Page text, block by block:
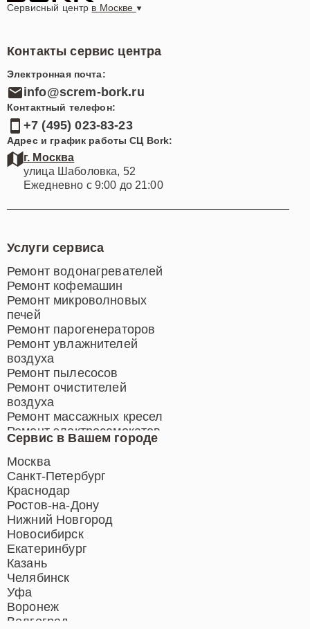
Сервисный центр в Москве
Контакты сервис центра
Электронная почта:
info@screm-bork.ru
Контактный телефон:
+7 (495) 023-83-23
Адрес и график работы СЦ Bork:
г. Москва
улица Шаболовка, 52
Ежедневно с 9:00 до 21:00
Сервис в Вашем городе
Москва
Санкт-Петербург
Краснодар
Ростов-на-Дону
Нижний Новгород
Новосибирск
Екатеринбург
Казань
Челябинск
Уфа
Воронеж
Волгоград
Услуги сервиса
Ремонт водонагревателей
Ремонт кофемашин
Ремонт микроволновых
печей
Ремонт парогенераторов
Ремонт увлажнителей
воздуха
Ремонт пылесосов
Ремонт очистителей
воздуха
Ремонт массажных кресел
Ремонт электросамокатов
Ремонт индукционных плит
Ремонт роботов-пылесосов
Ремонт гладильных систем
Ремонт отпаривателей
Ремонт вертикальных
пылесосов